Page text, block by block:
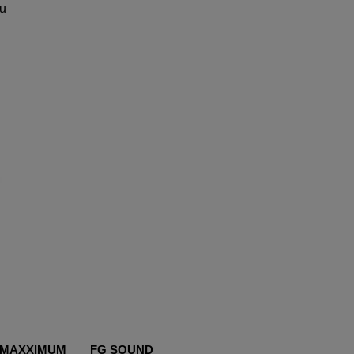
FG SOUND